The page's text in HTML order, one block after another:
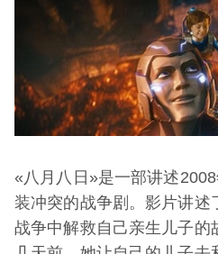
«八月八日»是一部讲述
装冲突的战争剧。影片讲述
战争中解救自己亲生儿子的